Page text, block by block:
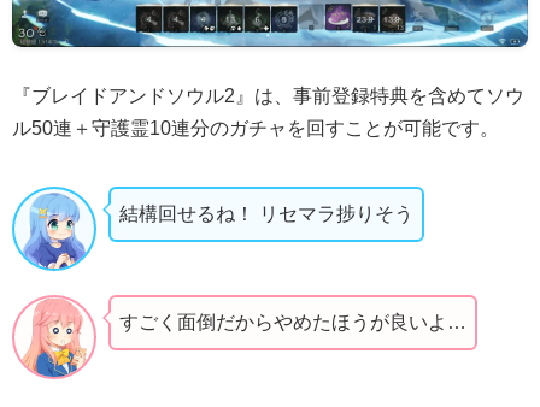
『ブレイドアンドソウル2』は、事前登録特典を含めてソウ
ル50連＋守護霊10連分のガチャを回すことが可能です。
結構回せるね！ リセマラ捗りそう
すごく面倒だからやめたほうが良いよ…